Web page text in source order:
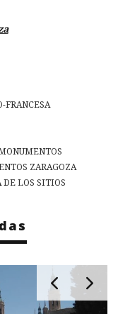
FRANCESA
ZARAGOZA
DE LOS SITIOS